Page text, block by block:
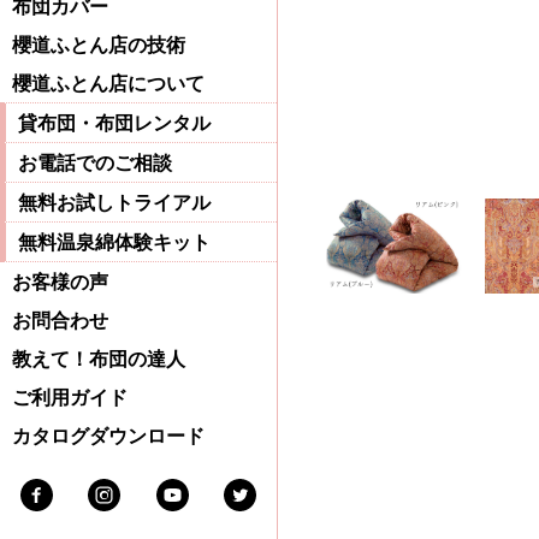
布団カバー
櫻道ふとん店の技術
櫻道ふとん店について
貸布団・布団レンタル
お電話でのご相談
無料お試しトライアル
無料温泉綿体験キット
お客様の声
お問合わせ
教えて！布団の達人
ご利用ガイド
カタログダウンロード
Facebook InstagramYoutubeTwitter